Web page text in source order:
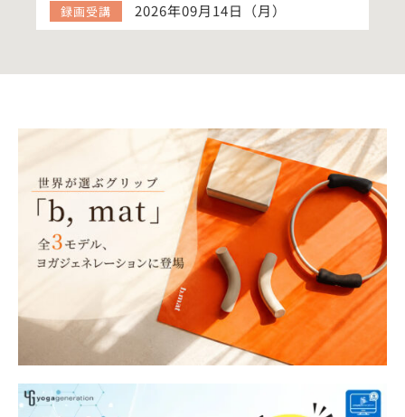
録画受講 2026年09月14日（月）